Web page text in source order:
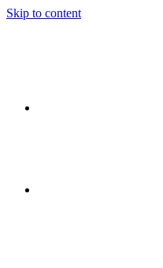
Skip to content